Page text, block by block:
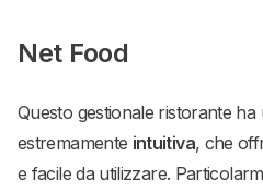
Net Food
Questo gestionale ristorante ha
estremamente intuitiva, che
e facile da utilizzare.